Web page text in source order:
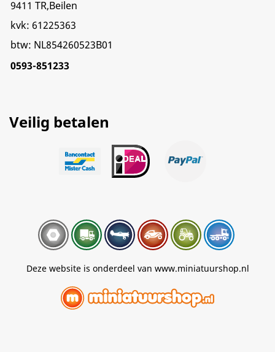
9411 TR,Beilen
kvk: 61225363
btw: NL854260523B01
0593-851233
Veilig betalen
Deze website is onderdeel van www.miniatuurshop.nl